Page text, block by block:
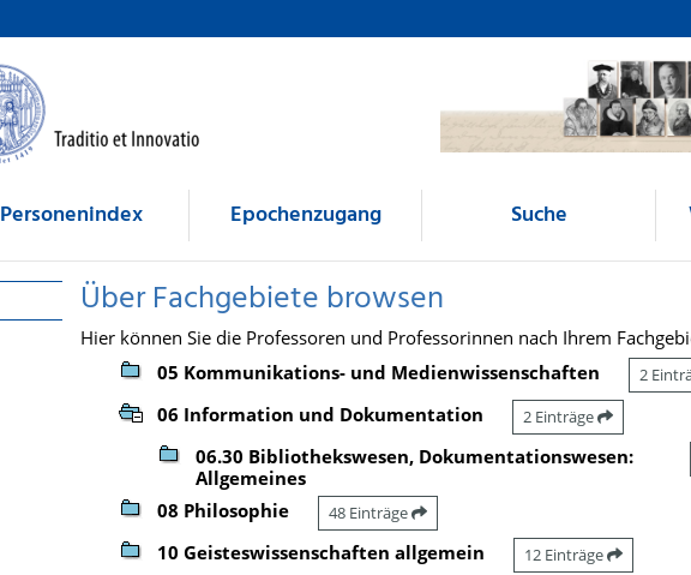
Personenindex Epochenzugang Suche
Über Fachgebiete browsen
Hier können Sie die Professoren und Professorinnen nach Ihrem
05 Kommunikations- und Medienwissenschaften
2
06 Information und Dokumentation 2 Einträge
06.30 Bibliothekswesen, Dokumentationswesen:
Allgemeines
08 Philosophie 48 Einträge
10 Geisteswissenschaften allgemein 12 Einträge